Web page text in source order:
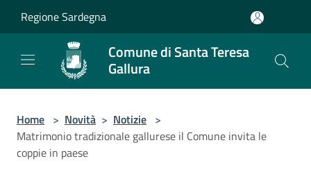
Regione Sardegna
Comune di Santa Teresa
Gallura
Home > Novità > Notizie >
Matrimonio tradizionale gallurese il Comune invita le
coppie in paese